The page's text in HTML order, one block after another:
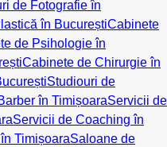
de Fotografie în
în BucureștiCabinete
de Psihologie în
Cabinete de Chirurgie în
Studiouri de
în TimișoaraServicii de
Servicii de Coaching în
TimișoaraSaloane de